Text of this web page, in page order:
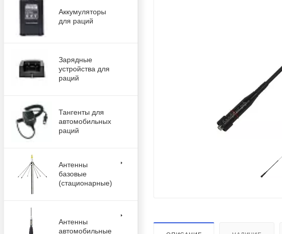
Аккумуляторы
для раций
Зарядные
устройства для
раций
Тангенты для
автомобильных
раций
Антенны
базовые
(стационарные)
Антенны
автомобильные